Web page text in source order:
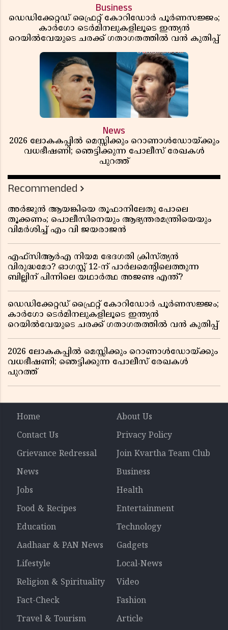
Business
ഡെഡിക്കേറ്റഡ് ഫ്രൈറ്റ് കോറിഡോർ പൂർണസജ്ജം;
കാർഗോ ടെർമിനലുകളിലൂടെ ഇന്ത്യൻ
റെയിൽവേയുടെ ചരക്ക് ഗതാഗതത്തിൽ വൻ കുതിപ്പ്
News
2026 ലോകകപ്പിൽ മെസ്സിക്കും റൊണാൾഡോയ്ക്കും
വധഭീഷണി; ഞെട്ടിക്കുന്ന പോലീസ് രേഖകൾ
പുറത്ത്
Recommended
അർജുൻ ആയങ്കിയെ തൂഫാനിലേതു പോലെ
തൂക്കണം; പൊലീസിനെയും ആഭ്യന്തരമന്ത്രിയെയും
വിമർശിച്ച് എം വി ജയരാജൻ
എഫ്സിആർഎ നിയമ ഭേദഗതി ക്രിസ്ത്യൻ
വിരുദ്ധമോ? ഓഗസ്റ്റ് 12-ന് പാർലമെന്റിലെത്തുന്ന
ബില്ലിന് പിന്നിലെ യഥാർത്ഥ അജണ്ട എന്ത്?
ഡെഡിക്കേറ്റഡ് ഫ്രൈറ്റ് കോറിഡോർ പൂർണസജ്ജം;
കാർഗോ ടെർമിനലുകളിലൂടെ ഇന്ത്യൻ
റെയിൽവേയുടെ ചരക്ക് ഗതാഗതത്തിൽ വൻ കുതിപ്പ്
2026 ലോകകപ്പിൽ മെസ്സിക്കും റൊണാൾഡോയ്ക്കും
വധഭീഷണി; ഞെട്ടിക്കുന്ന പോലീസ് രേഖകൾ
പുറത്ത്
Home
About Us
Contact Us
Privacy Policy
Grievance Redressal
Join Kvartha Team Club
News
Business
Jobs
Health
Food & Recipes
Entertainment
Education
Technology
Aadhaar & PAN News
Gadgets
Lifestyle
Local-News
Religion & Spirituality
Video
Fact-Check
Fashion
Travel & Tourism
Article